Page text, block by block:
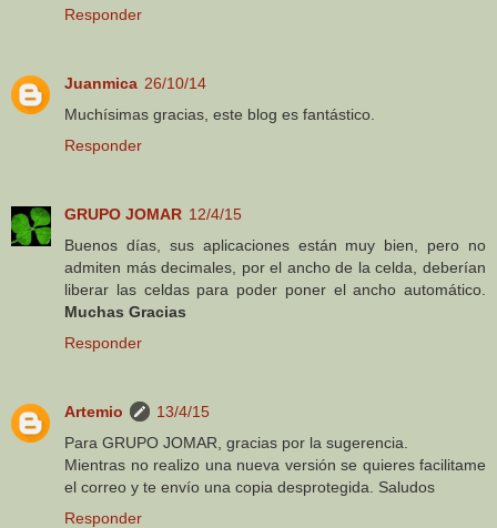
Responder
Juanmica 26/10/14
Muchísimas gracias, este blog es fantástico.
Responder
GRUPO JOMAR 12/4/15
Buenos días, sus aplicaciones están muy bien, pero no
admiten más decimales, por el ancho de la celda, deberían
liberar las celdas para poder poner el ancho automático.
Muchas Gracias
Responder
Artemio
13/4/15
Para GRUPO JOMAR, gracias por la sugerencia.
Mientras no realizo una nueva versión se quieres facilitame
el correo y te envío una copia desprotegida. Saludos
Responder